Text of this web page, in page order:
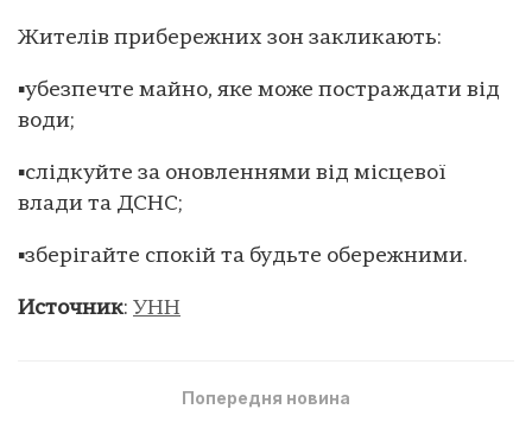
Жителів прибережних зон закликають:
▪убезпечте майно, яке може постраждати від
води;
▪слідкуйте за оновленнями від місцевої
влади та ДСНС;
▪зберігайте спокій та будьте обережними.
Источник: УНН
Попередня новина